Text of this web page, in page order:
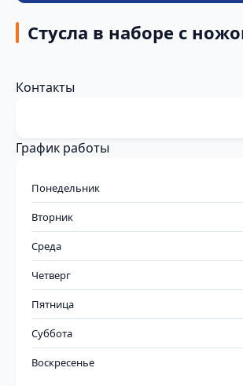
Стусла в наборе с
Контакты
График работы
Понедельник
Вторник
Среда
Четверг
Пятница
Суббота
Воскресенье